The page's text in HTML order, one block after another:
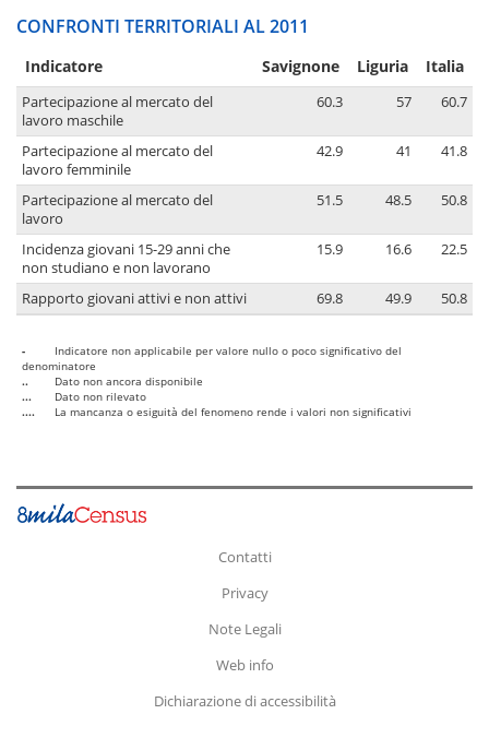
CONFRONTI TERRITORIALI AL 2011
Indicatore Savignone Liguria Italia
Partecipazione al mercato del
lavoro maschile
60.3 57 60.7
Partecipazione al mercato del
lavoro femminile
42.9 41 41.8
Partecipazione al mercato del
lavoro
51.5 48.5 50.8
Incidenza giovani 15-29 anni che
non studiano e non lavorano
15.9 16.6 22.5
Rapporto giovani attivi e non attivi 69.8 49.9 50.8
-
Indicatore non applicabile per valore nullo o poco significativo del
denominatore
..
Dato non ancora disponibile
...
Dato non rilevato
....
La mancanza o esiguità del fenomeno rende i valori non significativi
Contatti
Privacy
Note Legali
Web info
Dichiarazione di accessibilità